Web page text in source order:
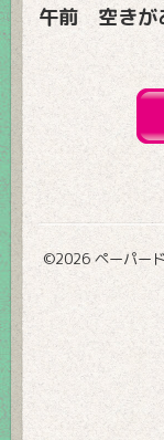
午前 空きが
©2026 ペーパー